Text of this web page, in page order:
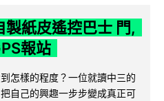
製紙皮遙控巴士 門,
報站
怎樣的程度？一位就讀中三的
自己的興趣一步步變成真正可